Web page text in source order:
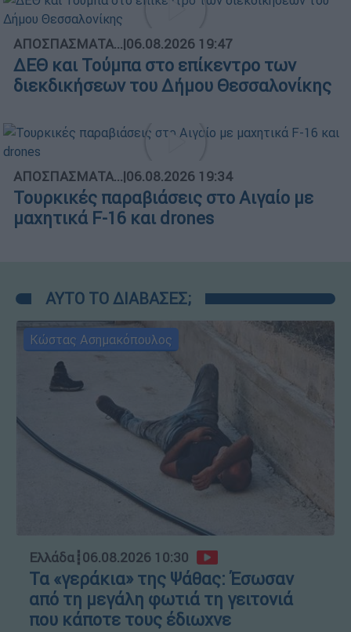
ΑΠΟΣΠΑΣΜΑΤΑ...|06.08.2026 19:47
ΔΕΘ και Τούμπα στο επίκεντρο των
διεκδικήσεων του Δήμου Θεσσαλονίκης
ΑΠΟΣΠΑΣΜΑΤΑ...|06.08.2026 19:34
Τουρκικές παραβιάσεις στο Αιγαίο με
μαχητικά F-16 και drones
ΑΥΤΟ ΤΟ ΔΙΑΒΑΣΕΣ;
Κώστας Ασημακόπουλος
Ελλάδα┋06.08.2026 10:30
Τα «γεράκια» της Ψάθας: Έσωσαν
από τη μεγάλη φωτιά τη γειτονιά
που κάποτε τους έδιωχνε